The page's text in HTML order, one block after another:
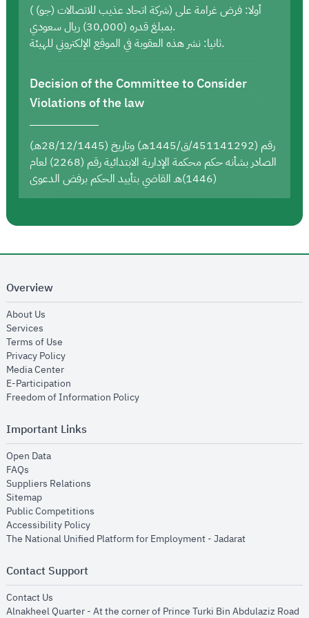
أولا: فرض غرامة على (شركة اتحاد عذيب للاتصالات (جو) )
بمبلغ قدره (30,000) ريال سعودي.
ثانيا: نشر هذه العقوبة في الموقع الإلكتروني للهيئة.
Decision of the Committee to Consider
Violations of the law
رقم (451141292/ق/1445هـ) وتاريخ (28/12/1445هـ)
الصادر بشأنه حكم محكمة الإدارية الابتدائية رقم (2268) لعام
(1446)هـ القاضي بتأييد الحكم برفض الدعوى
Overview
About Us
Services
Terms of Use
Privacy Policyopens in new window
Media Centeropens in new window
E-Participation
Freedom of Information Policyopens in new window
Important Links
Open Dataopens in new window
FAQs
Suppliers Relations
Sitemapopens in new window
Public Competitions
Accessibility Policyopens in new window
The National Unified Platform for Employment - Jadaratopens in new
Contact Support
Contact Us
Alnakheel Quarter - At the corner of Prince Turki Bin Abdulaziz Road